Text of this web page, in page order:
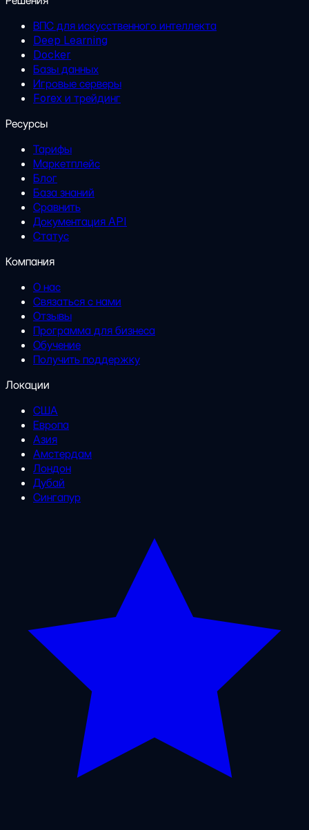
ВПС для искусственного интеллекта
Deep Learning
Docker
Базы данных
Игровые серверы
Forex и трейдинг
Ресурсы
Тарифы
Маркетплейс
Блог
База знаний
Сравнить
Документация API
Статус
Компания
О нас
Связаться с нами
Отзывы
Программа для бизнеса
Обучение
Получить поддержку
Локации
США
Европа
Азия
Амстердам
Лондон
Дубай
Сингапур